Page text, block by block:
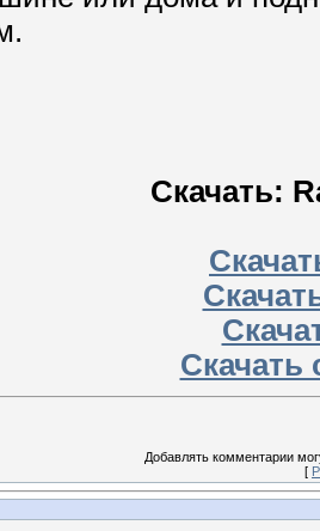
Скачать:
Скачать
Добавлять комментарии
[